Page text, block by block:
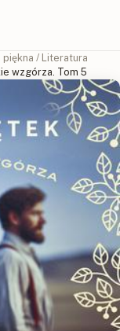
/ Literatura
wzgórza. Tom 5